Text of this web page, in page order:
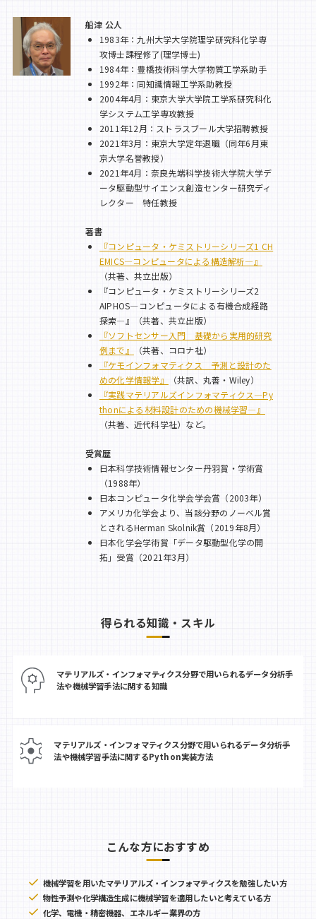
船津 公人
1983年：九州大学大学院理学研究科化学専
攻博士課程修了(理学博士)
1984年：豊橋技術科学大学物質工学系助手
1992年：同知識情報工学系助教授
2004年4月：東京大学大学院工学系研究科化
学システム工学専攻教授
2011年12月：ストラスブール大学招聘教授
2021年3月：東京大学定年退職（同年6月東
京大学名誉教授）
2021年4月：奈良先端科学技術大学院大学デ
ータ駆動型サイエンス創造センター研究ディ
レクター 特任教授
著書
『コンピュータ・ケミストリーシリーズ1 CH
EMICS―コンピュータによる構造解析―』
（共著、共立出版）
『コンピュータ・ケミストリーシリーズ2
AIPHOS―コンピュータによる有機合成経路
探索―』（共著、共立出版）
『ソフトセンサー入門 基礎から実用的研究
例まで』
（共著、コロナ社）
『ケモインフォマティクス 予測と設計のた
めの化学情報学』
（共訳、丸善・Wiley）
『実践マテリアルズインフォマティクス―Py
thonによる材料設計のための機械学習―』
（共著、近代科学社）など。
受賞歴
日本科学技術情報センター丹羽賞・学術賞
（1988年）
日本コンピュータ化学会学会賞（2003年）
アメリカ化学会より、当該分野のノーベル賞
とされるHerman Skolnik賞（2019年8月）
日本化学会学術賞「データ駆動型化学の開
拓」受賞（2021年3月）
得られる知識・スキル
マテリアルズ・インフォマティクス分野で用いられるデータ分析手
法や機械学習手法に関する知識
マテリアルズ・インフォマティクス分野で用いられるデータ分析手
法や機械学習手法に関するPython実装方法
こんな方におすすめ
機械学習を用いたマテリアルズ・インフォマティクスを勉強したい方
物性予測や化学構造生成に機械学習を適用したいと考えている方
化学、電機・精密機器、エネルギー業界の方